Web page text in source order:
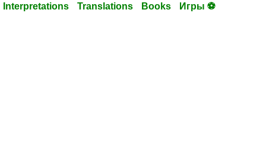
Interpretations Translations Books Игры ⚽